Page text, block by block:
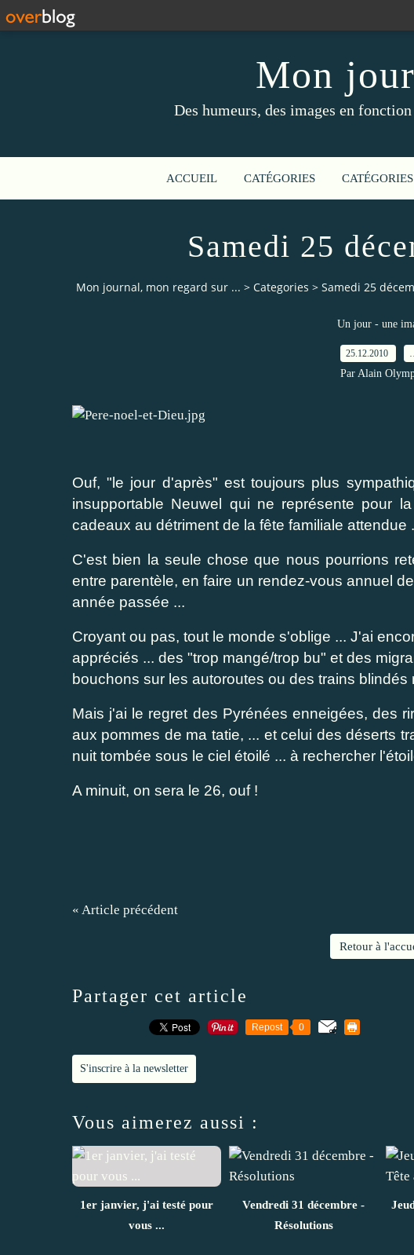
Mon
Des humeurs, des images en
ACCUEIL CATÉGORIES
Samedi 25
Mon journal, mon regard sur ... > Categories > Samedi 25
Un jour - une
25.12.2010
Par Alain
Ouf, "le jour d'après" est toujours plus
insupportable Neuwel qui ne représente pour
cadeaux au détriment de la fête familiale attendue
C'est bien la seule chose que nous pourrions
entre parentèle, en faire un rendez-vous annuel
année passée ...
Croyant ou pas, tout le monde s'oblige ... J'ai
appréciés ... des "trop mangé/trop bu" et des
bouchons sur les autoroutes ou des trains
Mais j'ai le regret des Pyrénées enneigées, des
aux pommes de ma tatie, ... et celui des déserts
nuit tombée sous le ciel étoilé ... à rechercher
A minuit, on sera le 26, ouf !
« Article précédent
Retour à
Partager cet article
Repost 0
S'inscrire à la newsletter
Vous aimerez aussi :
1er janvier, j'ai testé pour
vous ...
Vendredi 31 décembre -
Résolutions